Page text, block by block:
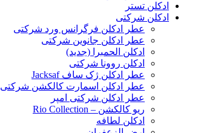
ادکلن تستر
ادکلن شرکتی
عطر ادکلن فرگرانس ورد شرکتی
عطر ادکلن جانوین شرکتی
ادکلن الحمبرا (جدید)
ادکلن روونا شرکتی
عطر ادکلن ژک‌ ساف Jacksaf
عطر ادکلن اسمارت کالکشن شرکتی
عطر ادکلن شرکتی امپر
ریو کالکشن – Rio Collection
ادکلن لطافه